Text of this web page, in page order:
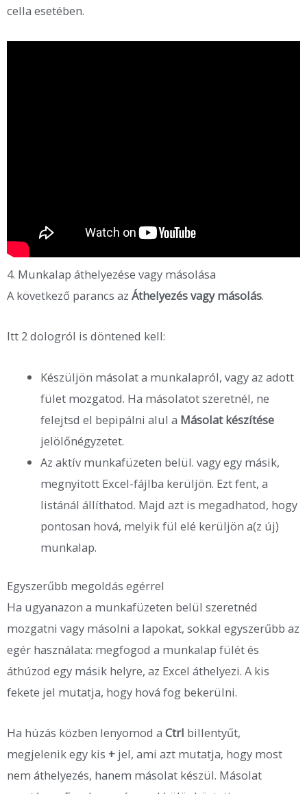
cella esetében.
4. Munkalap áthelyezése vagy másolása
A következő parancs az Áthelyezés vagy másolás.
Itt 2 dologról is döntened kell:
Készüljön másolat a munkalapról, vagy az adott
fület mozgatod. Ha másolatot szeretnél, ne
felejtsd el bepipálni alul a Másolat készítése
jelölőnégyzetet.
Az aktív munkafüzeten belül. vagy egy másik,
megnyitott Excel-fájlba kerüljön. Ezt fent, a
listánál állíthatod. Majd azt is megadhatod, hogy
pontosan hová, melyik fül elé kerüljön a(z új)
munkalap.
Egyszerűbb megoldás egérrel
Ha ugyanazon a munkafüzeten belül szeretnéd
mozgatni vagy másolni a lapokat, sokkal egyszerűbb az
egér használata: megfogod a munkalap fülét és
áthúzod egy másik helyre, az Excel áthelyezi. A kis
fekete jel mutatja, hogy hová fog bekerülni.
Ha húzás közben lenyomod a Ctrl billentyűt,
megjelenik egy kis + jel, ami azt mutatja, hogy most
nem áthelyezés, hanem másolat készül. Másolat